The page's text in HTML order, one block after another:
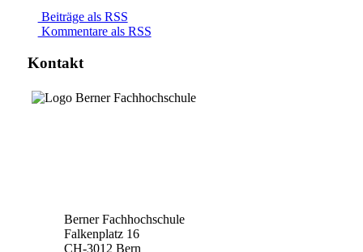
Beiträge als RSS
Kommentare als RSS
Kontakt
Berner Fachhochschule
Falkenplatz 16
CH-3012 Bern